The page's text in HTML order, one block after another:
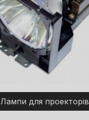
Лампи для проекторів